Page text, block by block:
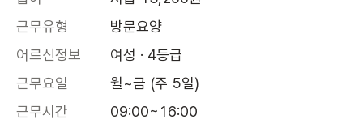
근무유형
방문요양
어르신정보
여성 · 4등급
근무요일
월~금 (주 5일)
근무시간
09:00~16:00